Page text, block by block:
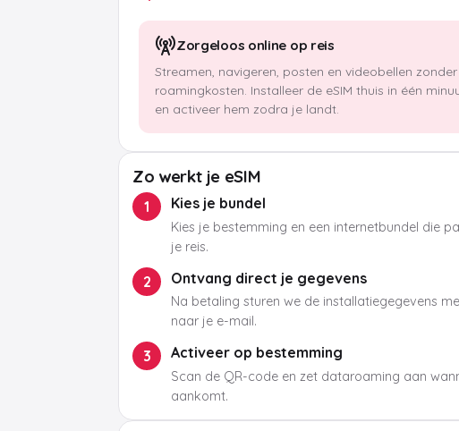
Zorgeloos online op reis
Streamen, navigeren, posten en videobellen zonder
roamingkosten. Installeer de eSIM thuis in één
en activeer hem zodra je landt.
Zo werkt je eSIM
1 Kies je bundel
Kies je bestemming en een internetbundel die
je reis.
2 Ontvang direct je gegevens
Na betaling sturen we de installatiegegevens
naar je e-mail.
3 Activeer op bestemming
Scan de QR-code en zet dataroaming aan
aankomt.